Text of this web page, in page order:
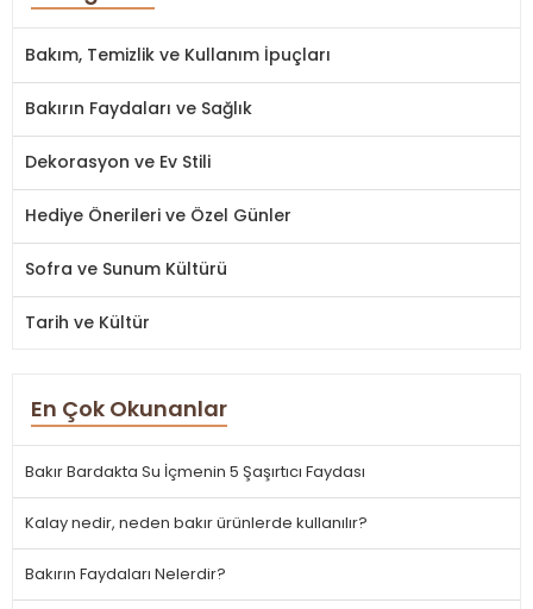
Bakım, Temizlik ve Kullanım İpuçları
Bakırın Faydaları ve Sağlık
Dekorasyon ve Ev Stili
Hediye Önerileri ve Özel Günler
Sofra ve Sunum Kültürü
Tarih ve Kültür
En Çok Okunanlar
Bakır Bardakta Su İçmenin 5 Şaşırtıcı Faydası
Kalay nedir, neden bakır ürünlerde kullanılır?
Bakırın Faydaları Nelerdir?